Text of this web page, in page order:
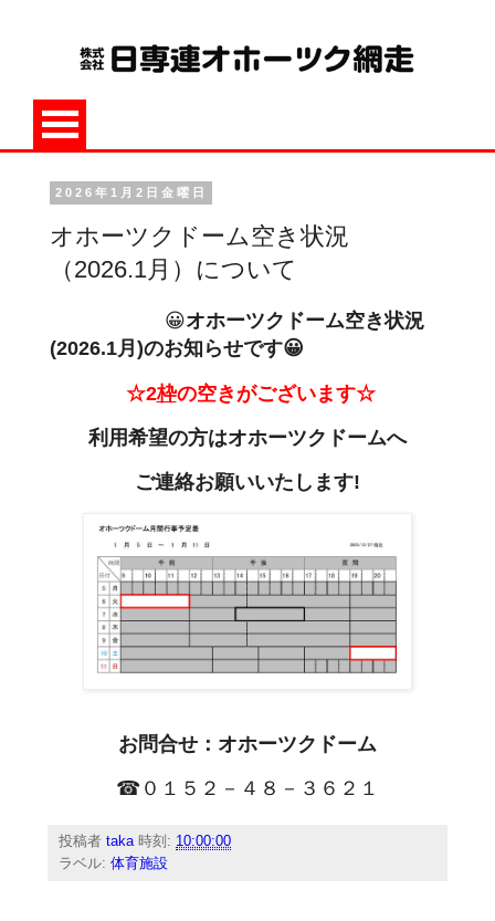
2026年1月2日金曜日
オホーツクドーム空き状況
（2026.1月）について
😀オホーツクドーム空き状況
(2026.1月)のお知らせです😀
☆2枠の空きがございます☆
利用希望の方はオホーツクドームへ
ご連絡お願いいたします!
お問合せ：オホーツクドーム
☎０１５２－４８－３６２１
投稿者taka 時刻: 10:00:00
ラベル:体育施設